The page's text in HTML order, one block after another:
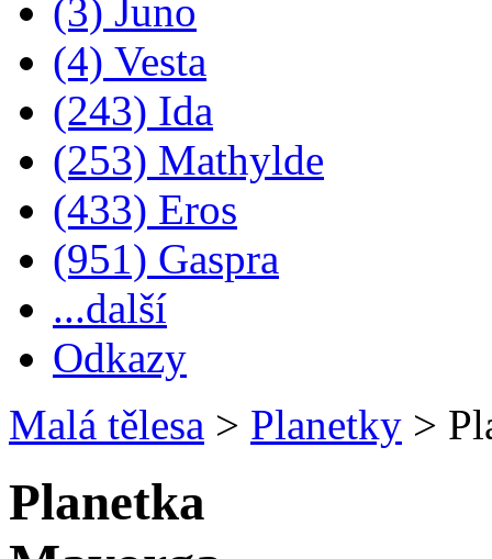
(3) Juno
(4) Vesta
(243) Ida
(253) Mathylde
(433) Eros
(951) Gaspra
...další
Odkazy
Malá tělesa > Planetky >
Planetka